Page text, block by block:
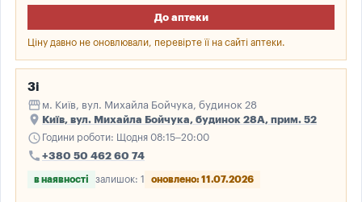
До аптеки
Ціну давно не оновлювали, перевірте її на сайті аптеки.
3і
storefront м. Київ, вул. Михайла Бойчука, будинок 28
place Київ, вул. Михайла Бойчука, будинок 28А, прим. 52
schedule Години роботи: Щодня 08:15–20:00
call +380 50 462 60 74
в наявності залишок: 1 оновлено: 11.07.2026